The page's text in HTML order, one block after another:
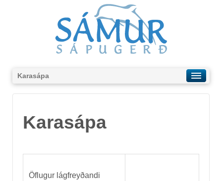
Karasápa
Karasápa
Öflugur lágfreyðandi